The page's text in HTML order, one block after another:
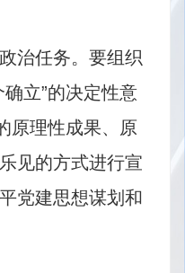
治任务。要组织
立”的决定性意
原理性成果、原
见的方式进行宣
党建思想谋划和